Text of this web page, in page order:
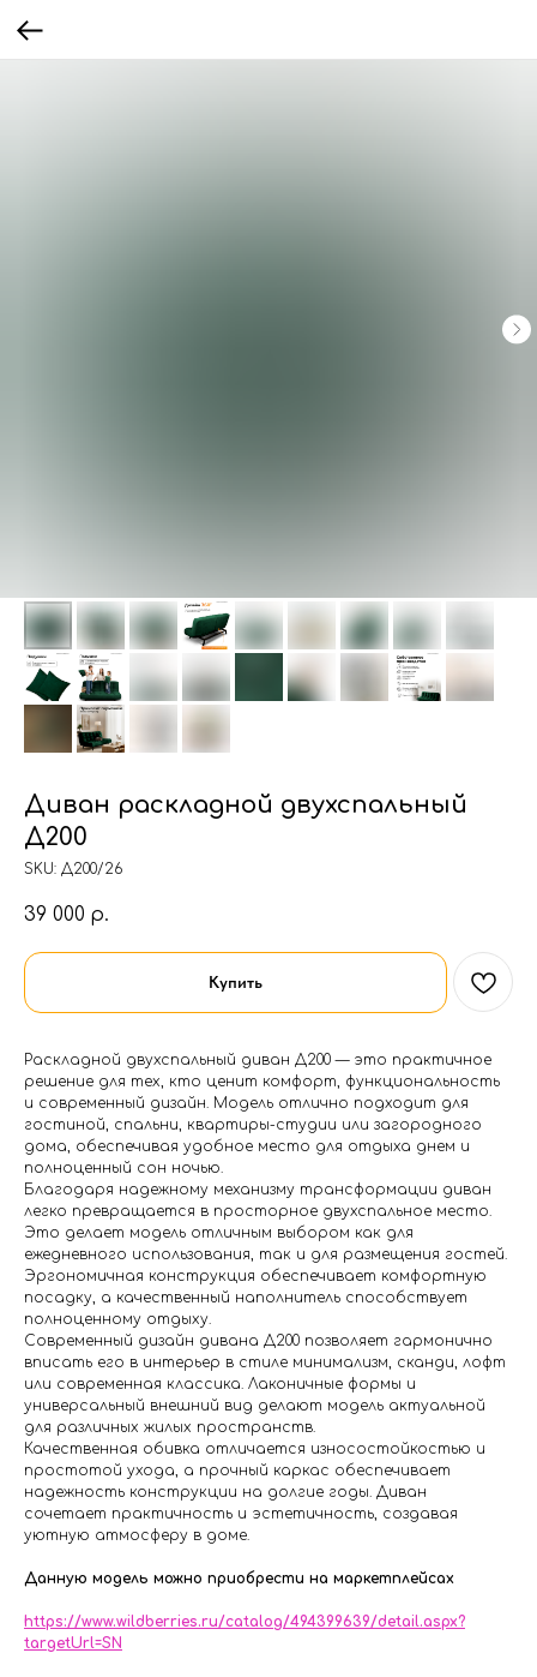
Диван раскладной двухспальный
Д200
SKU: Д200/26
39 000 р.
Купить
Раскладной двухспальный диван Д200 — это практичное
решение для тех, кто ценит комфорт, функциональность
и современный дизайн. Модель отлично подходит для
гостиной, спальни, квартиры-студии или загородного
дома, обеспечивая удобное место для отдыха днем и
полноценный сон ночью.
Благодаря надежному механизму трансформации диван
легко превращается в просторное двухспальное место.
Это делает модель отличным выбором как для
ежедневного использования, так и для размещения гостей.
Эргономичная конструкция обеспечивает комфортную
посадку, а качественный наполнитель способствует
полноценному отдыху.
Современный дизайн дивана Д200 позволяет гармонично
вписать его в интерьер в стиле минимализм, сканди, лофт
или современная классика. Лаконичные формы и
универсальный внешний вид делают модель актуальной
для различных жилых пространств.
Качественная обивка отличается износостойкостью и
простотой ухода, а прочный каркас обеспечивает
надежность конструкции на долгие годы. Диван
сочетает практичность и эстетичность, создавая
уютную атмосферу в доме.
Данную модель можно приобрести на маркетплейсах
https://www.wildberries.ru/catalog/494399639/detail.aspx?
targetUrl=SN